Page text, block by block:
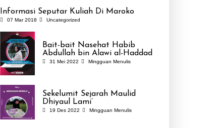
Informasi Seputar Kuliah Di Maroko
07 Mar 2018 Uncategorized
Bait-bait Nasehat Habib
Abdullah bin Alawi al-Haddad
31 Mei 2022 Mingguan Menulis
Sekelumit Sejarah Maulid
Dhiyaul Lami’
19 Des 2022 Mingguan Menulis